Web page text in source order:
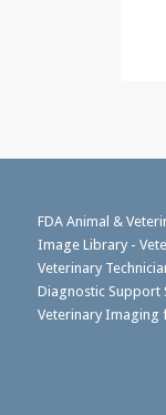
FDA Animal &
Image Library -
Veterinary
Diagnostic Support
Veterinary Imaging